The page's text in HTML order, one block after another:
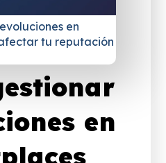
en
tu reputación
en